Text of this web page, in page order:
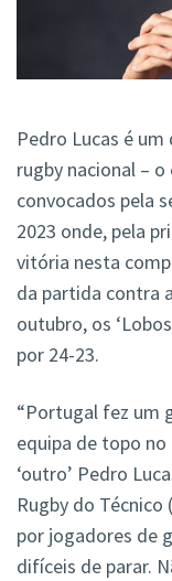
Pedro Lucas é
rugby nacional –
convocados pela
2023 onde, pela
vitória nesta
da partida contra
outubro, os
por 24-23.
“Portugal fez um
equipa de topo
‘outro’ Pedro
Rugby do Técnico
por jogadores de
difíceis de parar.